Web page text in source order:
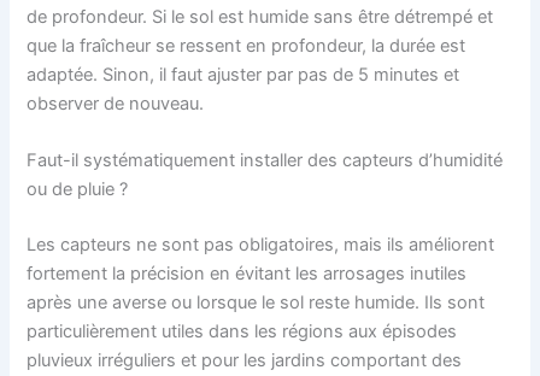
de profondeur. Si le sol est humide sans être détrempé et
que la fraîcheur se ressent en profondeur, la durée est
adaptée. Sinon, il faut ajuster par pas de 5 minutes et
observer de nouveau.
Faut-il systématiquement installer des capteurs d’humidité
ou de pluie ?
Les capteurs ne sont pas obligatoires, mais ils améliorent
fortement la précision en évitant les arrosages inutiles
après une averse ou lorsque le sol reste humide. Ils sont
particulièrement utiles dans les régions aux épisodes
pluvieux irréguliers et pour les jardins comportant des